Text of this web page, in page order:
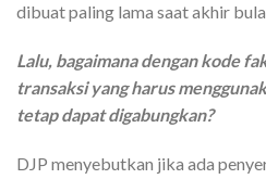
dibuat paling lama saat akhir
Lalu, bagaimana dengan kode
transaksi yang harus
tetap dapat digabungkan?
DJP menyebutkan jika ada